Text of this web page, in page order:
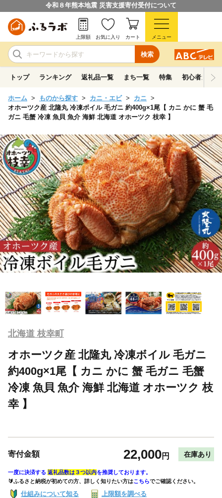
令和８年熊本地震 災害支援寄付受付について
検索
上限額 お気に入り カート メニュー
トップ ランキング 返礼品一覧 まち一覧 特集 初心者ガイド
ホーム ものから探す カニ・エビ
カニ
オホーツク産 北隆丸 冷凍ボイル 毛ガニ 約400g×1尾【 カニ かに 蟹 毛
ガニ 毛蟹 冷凍 魚貝 魚介 海鮮 北海道 オホーツク 枝幸 】
北海道 枝幸町
オホーツク産 北隆丸 冷凍ボイル 毛ガニ
約400g×1尾【 カニ かに 蟹 毛ガニ 毛蟹
冷凍 魚貝 魚介 海鮮 北海道 オホーツク 枝
幸 】
寄付金額 22,000円 在庫あり
一度に決済する 返礼品数は３つ以内を推奨しております。
🔰ふるさと納税が初めての方、詳しく知りたい方はこちらでご確認ください。
仕組みについて知る 上限額を調べる